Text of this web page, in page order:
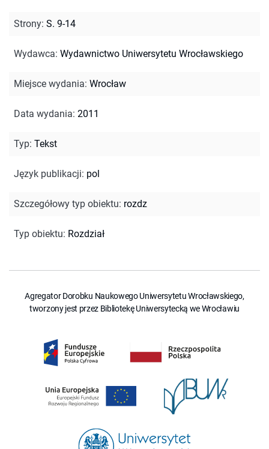
Strony: S. 9-14
Wydawca: Wydawnictwo Uniwersytetu Wrocławskiego
Miejsce wydania: Wrocław
Data wydania: 2011
Typ: Tekst
Język publikacji: pol
Szczegółowy typ obiektu: rozdz
Typ obiektu: Rozdział
Agregator Dorobku Naukowego Uniwersytetu Wrocławskiego,
tworzony jest przez Bibliotekę Uniwersytecką we Wrocławiu